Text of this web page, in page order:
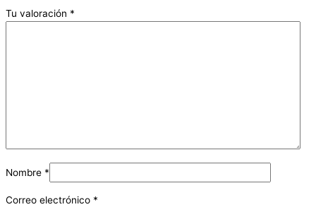
Tu valoración *
Nombre *
Correo electrónico *